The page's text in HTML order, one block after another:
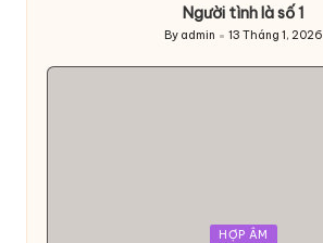
Người tình là số 1
Posted
by
By admin 13 Tháng 1, 2026
HỢP ÂM